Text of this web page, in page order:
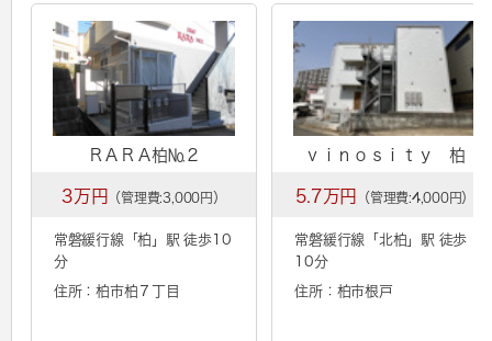
ＲＡＲＡ柏№２
3万円 （管理費:3,000円）
常磐緩行線「柏 」駅 徒歩10
分
住所：柏市柏７丁目
ｖｉｎｏｓｉｔｙ 柏
5.7万円 （管理費:4,000円）
常磐緩行線「 北柏 」駅 徒歩
10分
住所：柏市根戸